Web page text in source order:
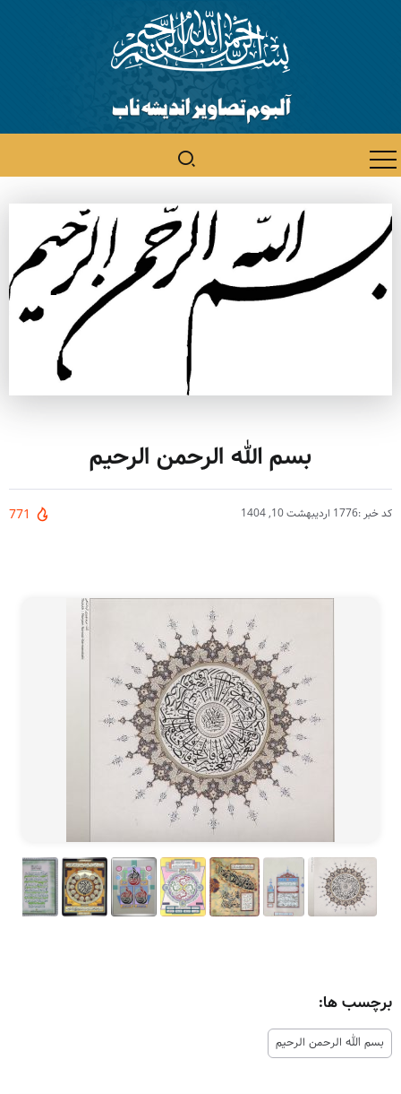
بسم الله الرحمن الرحیم
کد خبر :1776 اردیبهشت 10, 1404 771
برچسب ها:
بسم الله الرحمن الرحیم